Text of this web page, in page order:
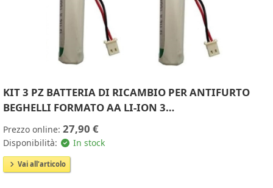
KIT 3 PZ BATTERIA DI RICAMBIO PER ANTIFURTO
BEGHELLI FORMATO AA LI-ION 3…
Prezzo online: 27,90 €
Disponibilità: In stock
Vai all'articolo